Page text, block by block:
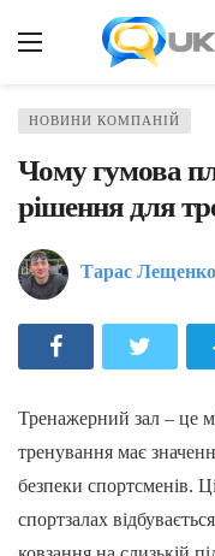
НОВИНИ КОМПАНІЙ
Чому гумова
рішення для
Тарас Лещенко
Тренажерний зал – це
тренування має
безпеки спортсменів.
спортзалах